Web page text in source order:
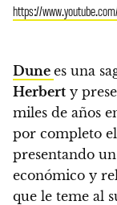
https://
Dune es una
Herbert y
miles de años
por completo
presentando
económico y
que le teme al